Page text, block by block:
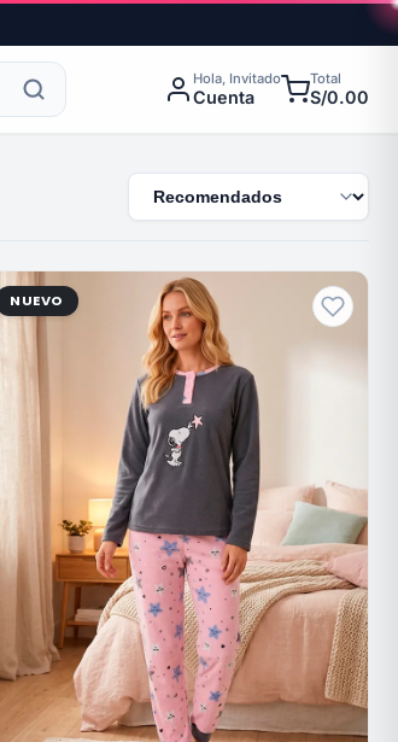
Hola, Invitado
Cuenta
Total
S/0.00
NUEVO